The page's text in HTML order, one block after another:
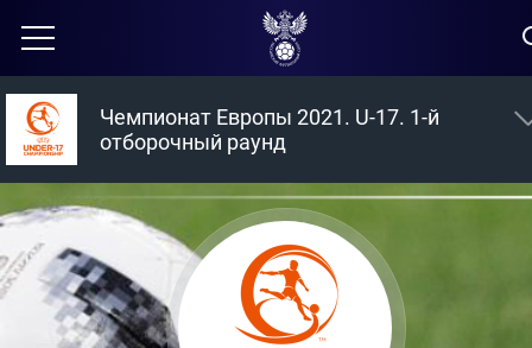
Чемпионат Европы 2021. U-17. 1-й
отборочный раунд